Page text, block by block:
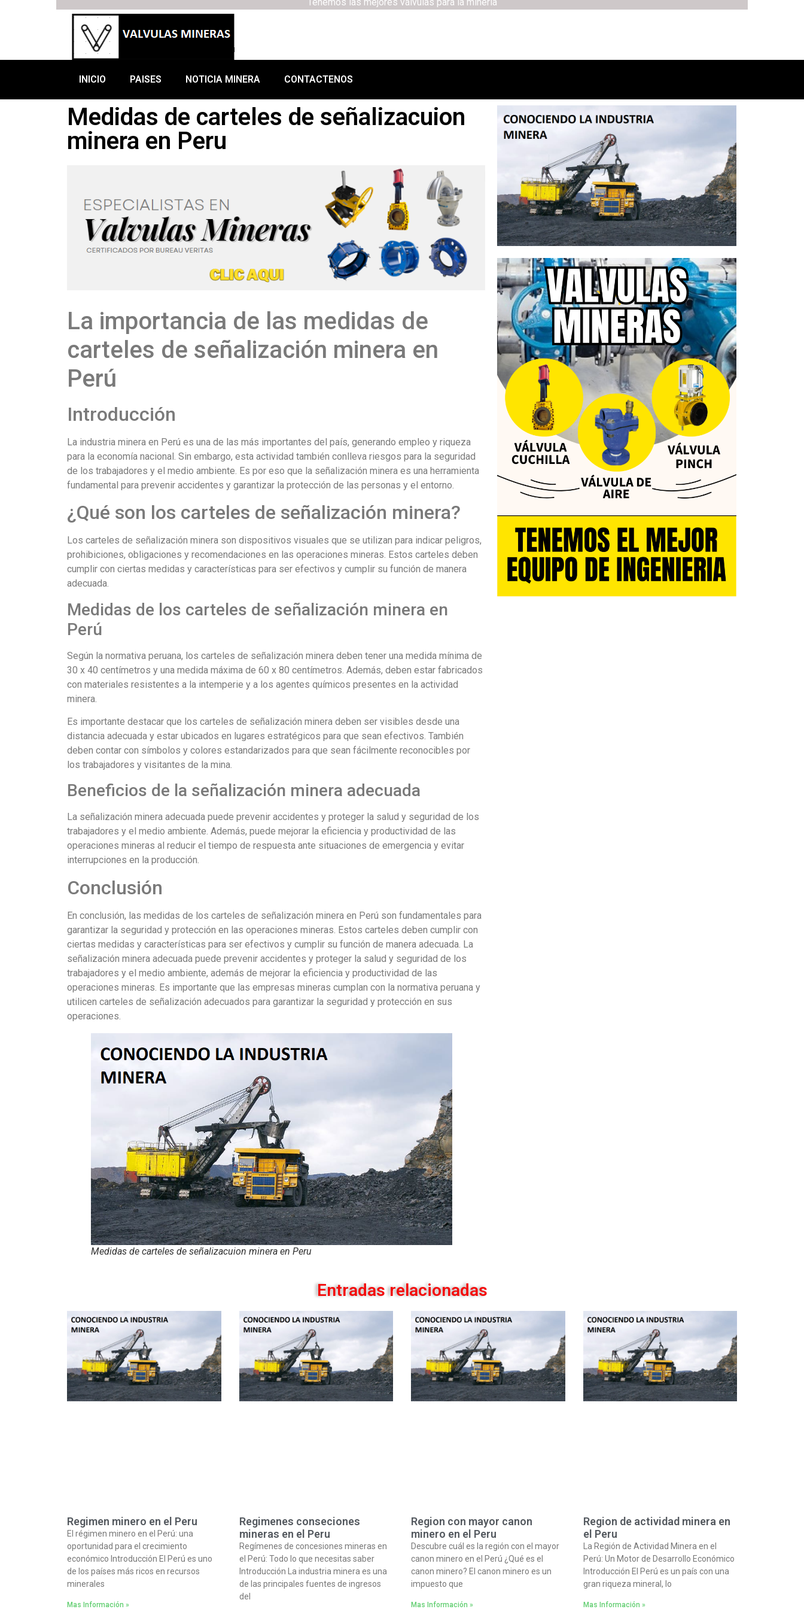
INICIO PAISES NOTICIA MINERA CONTACTENOS
Medidas de carteles de señalizacuion
minera en Peru
La importancia de las medidas de
carteles de señalización minera en
Perú
Introducción
La industria minera en Perú es una de las más importantes del país, generando empleo y riqueza
para la economía nacional. Sin embargo, esta actividad también conlleva riesgos para la seguridad
de los trabajadores y el medio ambiente. Es por eso que la señalización minera es una herramienta
fundamental para prevenir accidentes y garantizar la protección de las personas y el entorno.
¿Qué son los carteles de señalización minera?
Los carteles de señalización minera son dispositivos visuales que se utilizan para indicar peligros,
prohibiciones, obligaciones y recomendaciones en las operaciones mineras. Estos carteles deben
cumplir con ciertas medidas y características para ser efectivos y cumplir su función de manera
adecuada.
Medidas de los carteles de señalización minera en
Perú
Según la normativa peruana, los carteles de señalización minera deben tener una medida mínima de
30 x 40 centímetros y una medida máxima de 60 x 80 centímetros. Además, deben estar fabricados
con materiales resistentes a la intemperie y a los agentes químicos presentes en la actividad
minera.
Es importante destacar que los carteles de señalización minera deben ser visibles desde una
distancia adecuada y estar ubicados en lugares estratégicos para que sean efectivos. También
deben contar con símbolos y colores estandarizados para que sean fácilmente reconocibles por
los trabajadores y visitantes de la mina.
Beneficios de la señalización minera adecuada
La señalización minera adecuada puede prevenir accidentes y proteger la salud y seguridad de los
trabajadores y el medio ambiente. Además, puede mejorar la eficiencia y productividad de las
operaciones mineras al reducir el tiempo de respuesta ante situaciones de emergencia y evitar
interrupciones en la producción.
Conclusión
En conclusión, las medidas de los carteles de señalización minera en Perú son fundamentales para
garantizar la seguridad y protección en las operaciones mineras. Estos carteles deben cumplir con
ciertas medidas y características para ser efectivos y cumplir su función de manera adecuada. La
señalización minera adecuada puede prevenir accidentes y proteger la salud y seguridad de los
trabajadores y el medio ambiente, además de mejorar la eficiencia y productividad de las
operaciones mineras. Es importante que las empresas mineras cumplan con la normativa peruana y
utilicen carteles de señalización adecuados para garantizar la seguridad y protección en sus
operaciones.
Medidas de carteles de señalizacuion minera en Peru
Entradas relacionadas
Regimen minero en el Peru
El régimen minero en el Perú: una
oportunidad para el crecimiento
económico Introducción El Perú es uno
de los países más ricos en recursos
minerales
Mas Información »
Regimenes conseciones
mineras en el Peru
Regímenes de concesiones mineras en
el Perú: Todo lo que necesitas saber
Introducción La industria minera es una
de las principales fuentes de ingresos
del
Region con mayor canon
minero en el Peru
Descubre cuál es la región con el mayor
canon minero en el Perú ¿Qué es el
canon minero? El canon minero es un
impuesto que
Mas Información »
Region de actividad minera en
el Peru
La Región de Actividad Minera en el
Perú: Un Motor de Desarrollo Económico
Introducción El Perú es un país con una
gran riqueza mineral, lo
Mas Información »